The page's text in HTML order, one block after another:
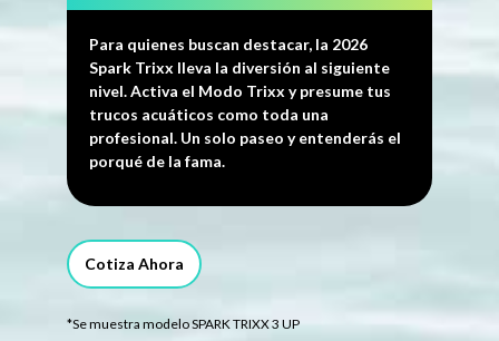
Para quienes buscan destacar, la 2026
Spark Trixx lleva la diversión al siguiente
nivel. Activa el Modo Trixx y presume tus
trucos acuáticos como toda una
profesional. Un solo paseo y entenderás el
porqué de la fama.
Cotiza Ahora
*Se muestra modelo SPARK TRIXX 3 UP